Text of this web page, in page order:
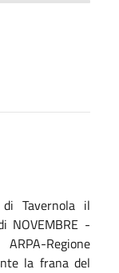
Tavernola il
NOVEMBRE -
Regione
la frana del